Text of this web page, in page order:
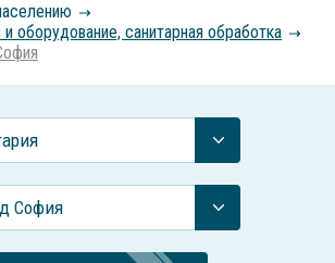
оборудование, санитарная обработка
София